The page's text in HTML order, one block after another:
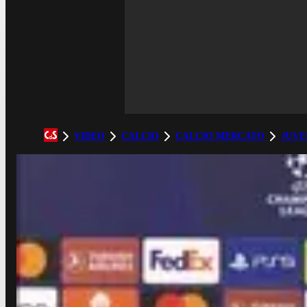
VIDEO CALCIO CALCIO MERCATO